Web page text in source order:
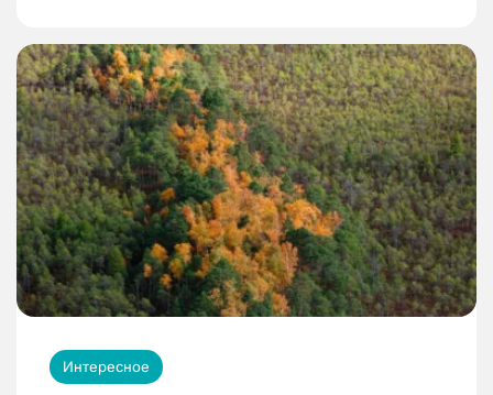
Интересное